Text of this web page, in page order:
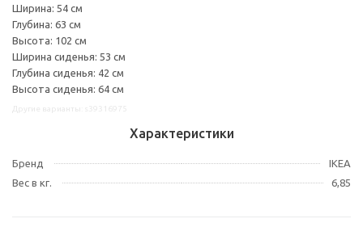
Ширина: 54 см
Глубина: 63 см
Высота: 102 см
Ширина сиденья: 53 см
Глубина сиденья: 42 см
Высота сиденья: 64 см
Характеристики
Бренд
IKEA
Вес в кг.
6,85